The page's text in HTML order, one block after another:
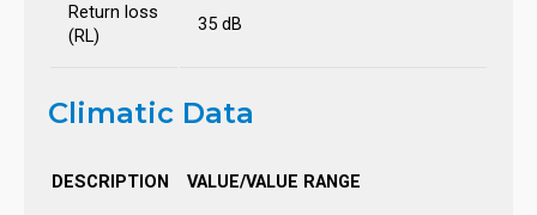
Return loss
(RL)
35 dB
Climatic Data
DESCRIPTION VALUE/VALUE RANGE